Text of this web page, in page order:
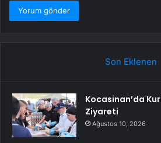
Son Eklenen
Kocasinan’da
Ziyareti
Ağustos 10, 2026